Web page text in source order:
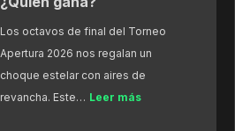
Los octavos de final del Torneo
Apertura 2026 nos regalan un
choque estelar con aires de
revancha. Este… Leer más